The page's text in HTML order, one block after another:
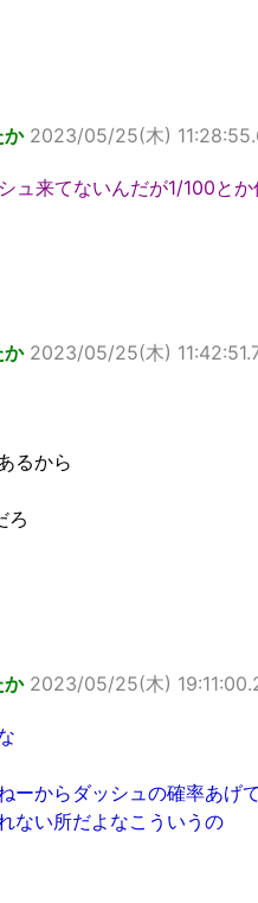
か 2023/05/25(木)
ュ来てないんだが1/100とか
か 2023/05/25(木)
るから
ろ
か 2023/05/25(木)
ーからダッシュの確率あげ
ない所だよなこういうの